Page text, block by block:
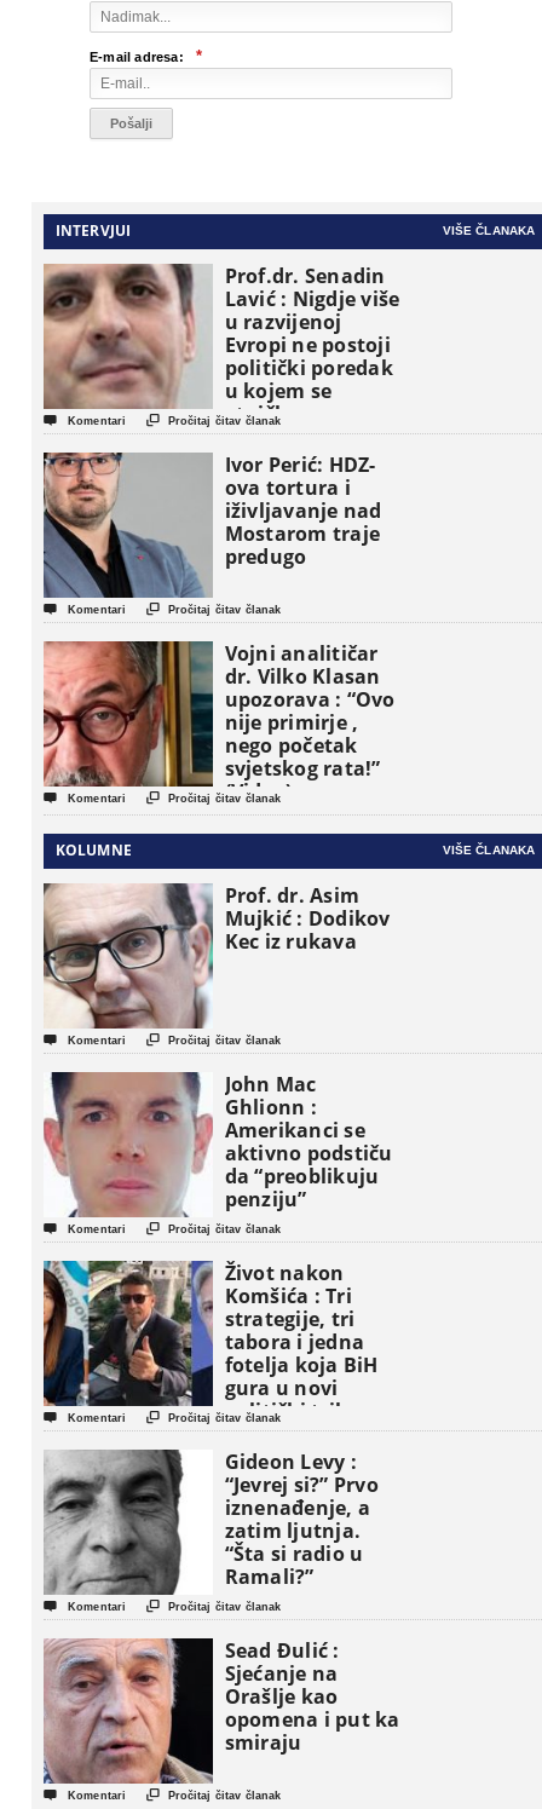
E-mail adresa: *
INTERVJUI VIŠE ČLANAKA
Prof.dr. Senadin
Lavić : Nigdje više
u razvijenoj
Evropi ne postoji
politički poredak
u kojem se
etničke grupe
pojavljuju kao
osnovne
političke jedinice
 Komentari  Pročitaj čitav članak
Ivor Perić: HDZ-
ova tortura i
iživljavanje nad
Mostarom traje
predugo
 Komentari  Pročitaj čitav članak
Vojni analitičar
dr. Vilko Klasan
upozorava : “Ovo
nije primirje ,
nego početak
svjetskog rata!”
(Video)
 Komentari  Pročitaj čitav članak
KOLUMNE VIŠE ČLANAKA
Prof. dr. Asim
Mujkić : Dodikov
Kec iz rukava
 Komentari  Pročitaj čitav članak
John Mac
Ghlionn :
Amerikanci se
aktivno podstiču
da “preoblikuju
penziju”
 Komentari  Pročitaj čitav članak
Život nakon
Komšića : Tri
strategije, tri
tabora i jedna
fotelja koja BiH
gura u novi
politički triler
 Komentari  Pročitaj čitav članak
Gideon Levy :
“Jevrej si?” Prvo
iznenađenje, a
zatim ljutnja.
“Šta si radio u
Ramali?”
 Komentari  Pročitaj čitav članak
Sead Đulić :
Sjećanje na
Orašlje kao
opomena i put ka
smiraju
 Komentari  Pročitaj čitav članak